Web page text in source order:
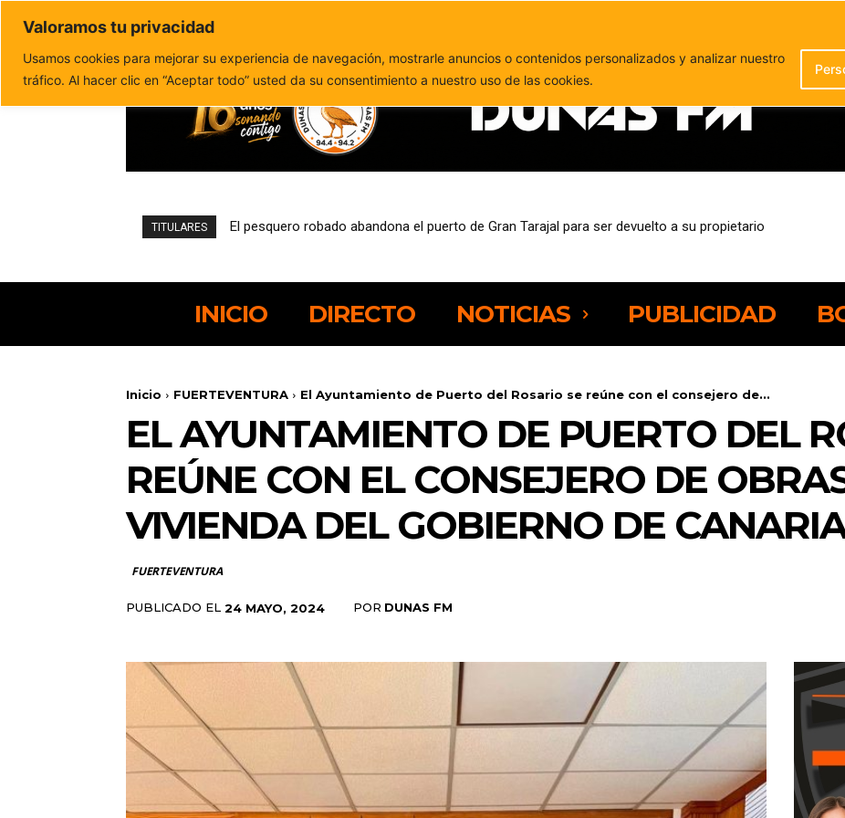
Valoramos tu privacidad
Usamos cookies para mejorar su experiencia de navegación, mostrarle anuncios o contenidos personalizados y analizar nuestro
tráfico. Al hacer clic en “Aceptar todo” usted da su consentimiento a nuestro uso de las cookies.
Política de privacidad
TITULARES Una encuesta del Cabildo refleja preocupación por la presión sobre los espacios naturales de
INICIO DIRECTO NOTICIAS PUBLICIDAD
Inicio FUERTEVENTURA El Ayuntamiento de Puerto del Rosario se reúne con el consejero de...
EL AYUNTAMIENTO DE PUERTO DEL
REÚNE CON EL CONSEJERO DE
VIVIENDA DEL GOBIERNO DE
FUERTEVENTURA
PUBLICADO EL 24 MAYO, 2024 POR DUNAS FM